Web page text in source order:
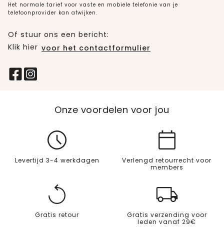
Het normale tarief voor vaste en mobiele telefonie van je
telefoonprovider kan afwijken.
Of stuur ons een bericht:
Klik hier voor het contactformulier
Onze voordelen voor jou
Levertijd 3-4 werkdagen
Verlengd retourrecht voor
members
Gratis retour
Gratis verzending voor
leden vanaf 29€